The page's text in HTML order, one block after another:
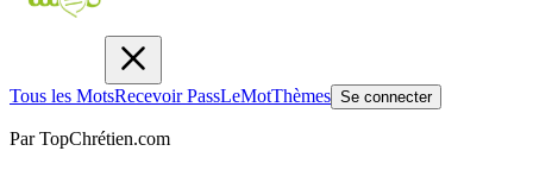
Tous les MotsRecevoir PassLeMotThèmes Se connecter
Par TopChrétien.com